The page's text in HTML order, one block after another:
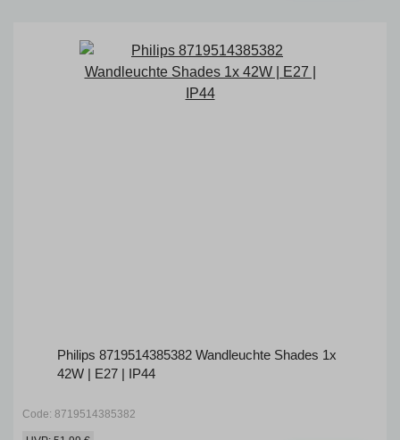
Philips 8719514385382 Wandleuchte Shades 1x
42W | E27 | IP44
Code: 8719514385382